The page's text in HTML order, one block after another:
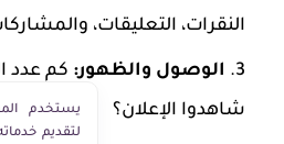
النقرات، التعليقات،
الوصول والظهور: كم عدد
شاهدوا الإعلان؟
يستخدم